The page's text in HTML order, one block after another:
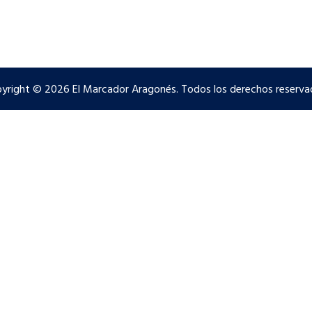
© 2026 El Marcador Aragonés. Todos los derechos